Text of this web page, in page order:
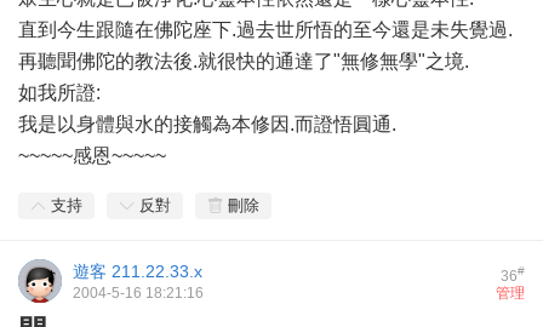
直到今生跟隨在佛陀座下.過去世所悟的至今還是未失覺過.
再聽聞佛陀的教法後.就很快的通達了"無修無學"之境.
如我所證:
我是以身體與水的接觸為本修因.而證悟圓通.
~~~~~感恩~~~~~
支持 反對 刪除
36#
遊客 211.22.33.x
管理
2004-5-16 18:21:16